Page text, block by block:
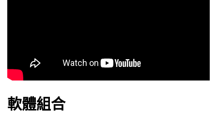
軟體組合